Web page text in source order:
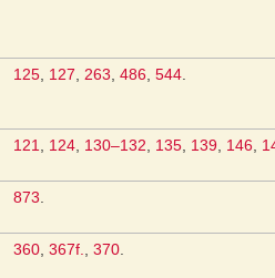
125 127 263 486 544
121 124 130–132 135 139 146
873
360 367f. 370